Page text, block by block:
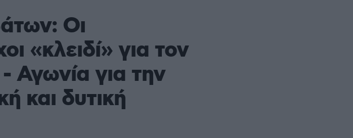
Οι
«κλειδί» για τον
Αγωνία για την
και δυτική